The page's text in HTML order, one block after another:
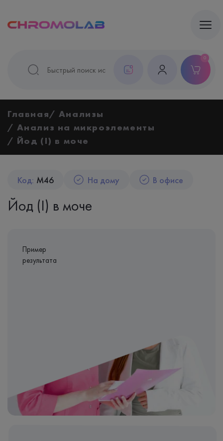
0
Главная
Анализы
Анализ на микроэлементы
Йод (I) в моче
Код: M46 На дому В офисе
Йод (I) в моче
Пример
результата